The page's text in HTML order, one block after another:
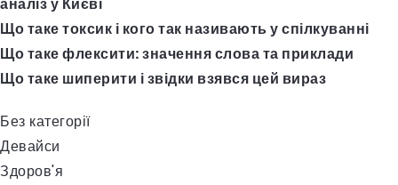
Що таке токсик і кого так називають у спілкуванні
Що таке флексити: значення слова та приклади
Що таке шиперити і звідки взявся цей вираз
Без категорії
Девайси
Здоров'я